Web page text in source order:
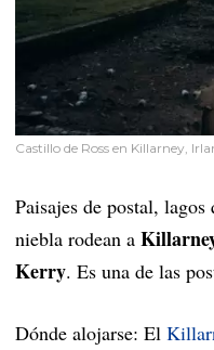
Castillo de Ross en Killarney,
Paisajes de postal,
niebla rodean a
Kerry. Es una de las
Dónde alojarse: El